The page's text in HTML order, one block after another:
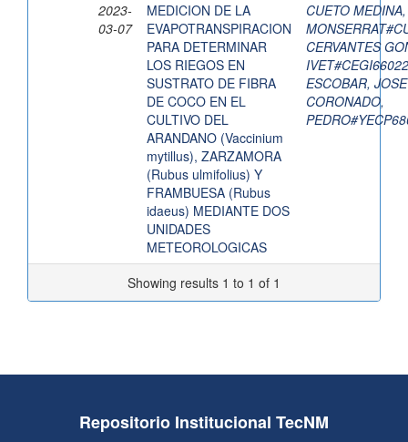
2023-
03-07
MEDICION DE LA
EVAPOTRANSPIRACION
PARA DETERMINAR
LOS RIEGOS EN
SUSTRATO DE FIBRA
DE COCO EN EL
CULTIVO DEL
ARANDANO (Vaccinium
mytillus), ZARZAMORA
(Rubus ulmifolius) Y
FRAMBUESA (Rubus
idaeus) MEDIANTE DOS
UNIDADES
METEOROLOGICAS
CUETO
CERVANTES
ESCOBAR,
CORONADO,
Showing results 1 to 1 of 1
Repositorio Institucional TecNM